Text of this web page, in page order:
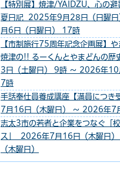
【特別展】焼津/YAIDZU、心の
夏日記 2025年9月28日（日曜
月6日（日曜日） 17時
【市制施行75周年記念企画展】
焼津の!! るーくんとやまどんの
3日（土曜日） 9時 ～ 2026年10
7時
手話奉仕員養成講座【満員につ
7月16日（木曜日） ～ 2026年7
志太3市の若者と企業をつなぐ「
ス」 2026年7月16日（木曜日
（木曜日）